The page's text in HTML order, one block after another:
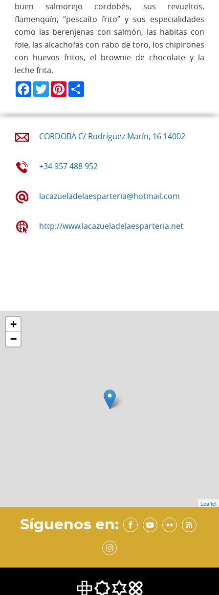
buen salmorejo cordobés, sus revueltos,
flamenquín, “pescaíto frito” y sus especialidades
como las berenjenas con salmón, las habitas con
foie, las alcachofas con rabo de toro, los chipirones
con huevos fritos, el brownie de chocolate y la
leche frita.
Facebook
TwitterPinterest
CORDOBA C/ Rodríguez Marín, 16 14002
+34 957 488 952
lacazueladelaesparteria@hotmail.com
http://www.lacazueladelaesparteria.net
+
−
Leaflet
Síguenos en: